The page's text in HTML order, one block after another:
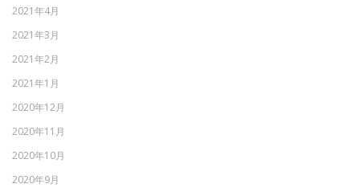
2021年4月
2021年3月
2021年2月
2021年1月
2020年12月
2020年11月
2020年10月
2020年9月